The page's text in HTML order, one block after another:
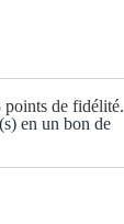
points de fidélité.
en un bon de